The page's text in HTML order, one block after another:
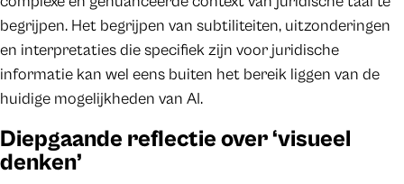
begrijpen. Het begrijpen van subtiliteiten, uitzonderingen
en interpretaties die specifiek zijn voor juridische
informatie kan wel eens buiten het bereik liggen van de
huidige mogelijkheden van AI.
Diepgaande reflectie over ‘visueel
denken’